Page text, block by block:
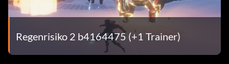
Regenrisiko 2 b4164475 (+1 Trainer)